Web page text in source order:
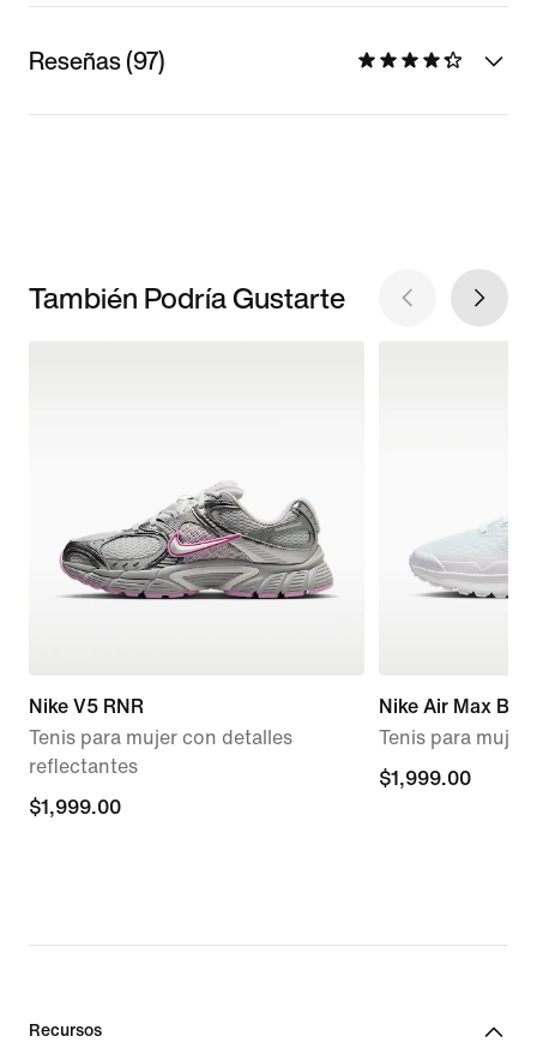
Reseñas (97)
También Podría Gustarte
Nike V5 RNR
Tenis para mujer con detalles
reflectantes
$1,999.00
$1,999.00
Nike Air Max Bia
Tenis para mujer
$1,999.00
$1,999.00
Recursos